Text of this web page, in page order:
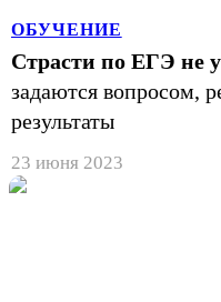
ОБУЧЕНИЕ
Страсти по ЕГЭ не
задаются вопросом,
результаты
23 июня 2023